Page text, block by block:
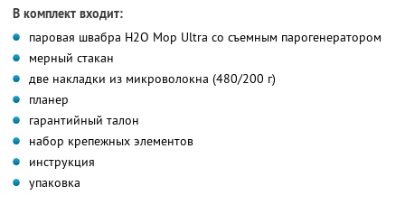
В комплект входит:
паровая швабра H2O Mop Ultra со съемным парогенератором
мерный стакан
две накладки из микроволокна (480/200 г)
планер
гарантийный талон
набор крепежных элементов
инструкция
упаковка